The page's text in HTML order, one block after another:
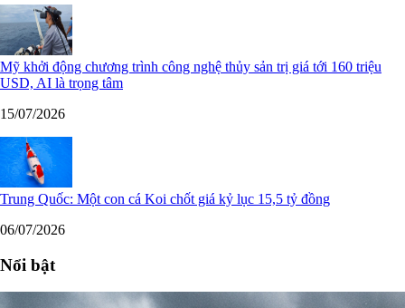
Mỹ khởi động chương trình công nghệ thủy sản trị giá tới 160 triệu
USD, AI là trọng tâm
15/07/2026
Trung Quốc: Một con cá Koi chốt giá kỷ lục 15,5 tỷ đồng
06/07/2026
Nổi bật